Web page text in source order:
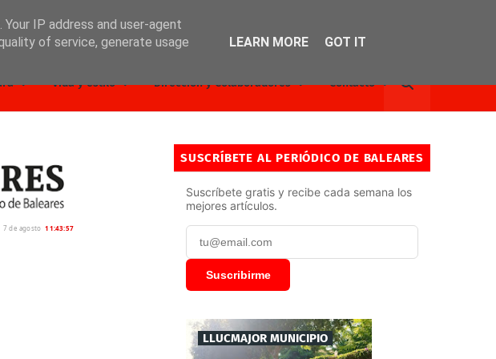
Vida y estilo Dirección y Colaboradores Contacto
7 de agosto 11:43:59
SUSCRÍBETE AL PERIÓDICO DE BALEARES
Suscríbete gratis y recibe cada semana los
mejores artículos.
Suscribirme
LLUCMAJOR MUNICIPIO
IP address and user-agent
of service, generate usage
LEARN MORE GOT IT